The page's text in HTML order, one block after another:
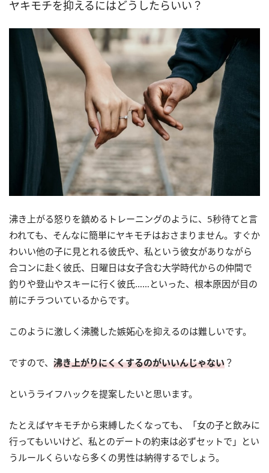
ヤキモチを抑えるにはどうしたらいい？
沸き上がる怒りを鎮めるトレーニングのように、5秒待てと言
われても、そんなに簡単にヤキモチはおさまりません。すぐか
わいい他の子に見とれる彼氏や、私という彼女がありながら
合コンに赴く彼氏、日曜日は女子含む大学時代からの仲間で
釣りや登山やスキーに行く彼氏……といった、根本原因が目の
前にチラついているからです。
このように激しく沸騰した嫉妬心を抑えるのは難しいです。
ですので、 沸き上がりにくくするのがいいんじゃない ？
というライフハックを提案したいと思います。
たとえばヤキモチから束縛したくなっても、「女の子と飲みに
行ってもいいけど、私とのデートの約束は必ずセットで」とい
うルールくらいなら多くの男性は納得するでしょう。